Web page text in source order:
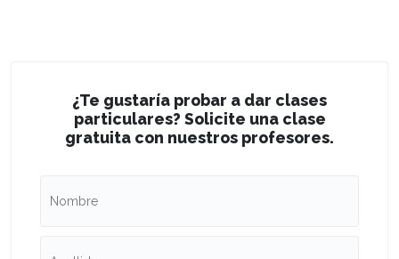
¿Te gustaría probar a dar clases
particulares? Solicite una clase
gratuita con nuestros profesores.